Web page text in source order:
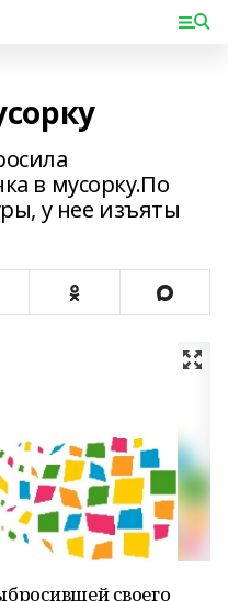
в мусорку.По
у нее изъяты
своего